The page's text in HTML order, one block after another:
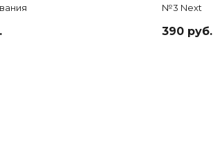
№3 Next
Lash Botox
390 руб.